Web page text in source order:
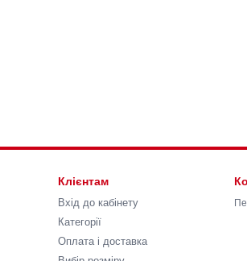
Клієнтам
Вхід до кабінету
Категорії
Оплата і доставка